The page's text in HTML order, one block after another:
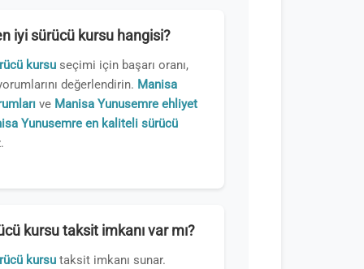
iyi sürücü kursu hangisi?
kursuseçimi için başarı oranı,
değerlendirin. Manisa
ve Manisa Yunusemre ehliyet
Yunusemre en kaliteli sürücü
kursu taksit imkanı var mı?
kursutaksit imkanı sunar.